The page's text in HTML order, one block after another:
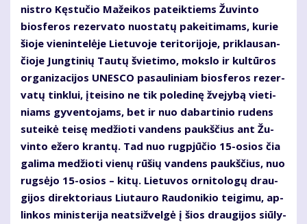
nist­ro Kęs­tu­čio Ma­žei­kos pa­teik­tiems Žu­vin­to
bios­fe­ros re­zer­va­to nuo­sta­tų pa­kei­ti­mams, ku­rie
šio­je vie­nin­te­lė­je Lie­tu­vo­je te­ri­to­ri­jo­je, pri­klau­san­
čio­je Jung­ti­nių Tau­tų švie­ti­mo, moks­lo ir kul­tū­ros
or­ga­ni­za­ci­jos UNES­CO pa­sau­li­niam bios­fe­ros re­zer­
va­tų tin­klui, įtei­si­no ne tik po­le­di­nę žve­jy­bą vie­ti­
niams gy­ven­to­jams, bet ir nuo da­bar­ti­nio ru­dens
su­tei­kė tei­sę me­džio­ti van­dens paukš­čius ant Žu­
vin­to eže­ro kran­tų. Tad nuo rug­pjū­čio 15-osios čia
ga­li­ma me­džio­ti vie­nų rū­šių van­dens paukš­čius, nuo
rug­sė­jo 15-osios – ki­tų. Lie­tu­vos or­ni­to­lo­gų drau­
gi­jos di­rek­to­riaus Liu­tau­ro Rau­do­ni­kio tei­gi­mu, ap­
lin­kos mi­nis­te­ri­ja neat­si­žvel­gė į šios drau­gi­jos siū­ly­